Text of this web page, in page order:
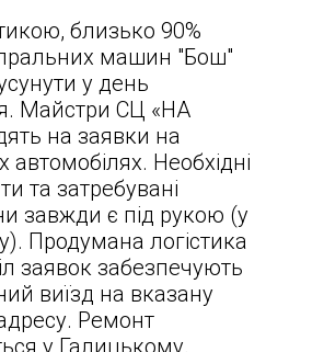
близько 90%
машин "Бош"
у день
Майстри СЦ «НА
на заявки на
автомобілях. Необхідні
та затребувані
завжди є під рукою (у
Продумана логістика
заявок забезпечують
виїзд на вказану
Ремонт
у Галицькому,